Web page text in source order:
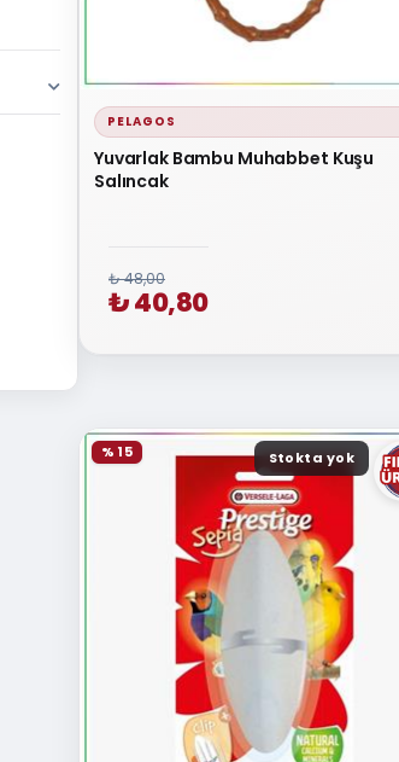
PELAGOS
Yuvarlak Bambu Muhabbet Kuşu
Salıncak
₺ 48,00
₺ 40,80
Stokta yok
% 15